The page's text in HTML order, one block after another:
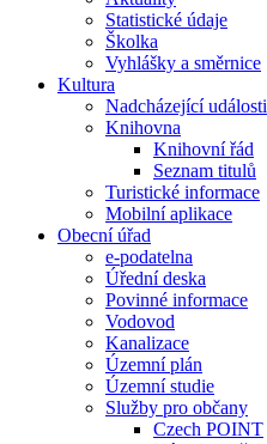
Statistické údaje
Školka
Vyhlášky a směrnice
Kultura
Nadcházející události
Knihovna
Knihovní řád
Seznam titulů
Turistické informace
Mobilní aplikace
Obecní úřad
e-podatelna
Úřední deska
Povinné informace
Vodovod
Kanalizace
Územní plán
Územní studie
Služby pro občany
Czech POINT